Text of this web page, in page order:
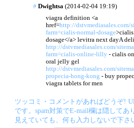
# Dwightsa (2014-02-04 19:19)
viagra definition <a
href=http://dstvmediasales.com/
farm=cialis-normal-dosage
dosage</a> levitra next dayA
http://dstvmediasales.com/
farm=cialis-online-lilly - cialis
oral jelly gel
http://dstvmediasales.com/
propecia-hong-kong - buy
viagra tablets for men
ツッコミ・コメントがあればどうぞ!
です。spam対策でE-mail欄は隠してあ
見えていても、何も入力しないで下さ